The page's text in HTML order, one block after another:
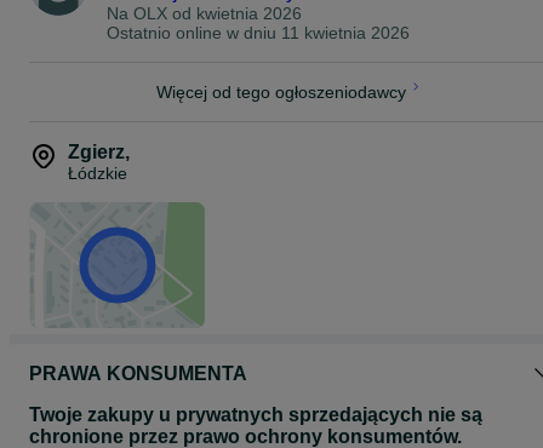
Na OLX od kwietnia 2026
Ostatnio online w dniu 11 kwietnia 2026
Więcej od tego ogłoszeniodawcy
Zgierz,
Łódzkie
PRAWA KONSUMENTA
Twoje zakupy u prywatnych sprzedających nie są
chronione przez prawo ochrony konsumentów.